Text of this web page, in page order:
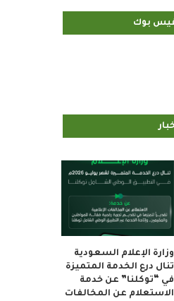
بوك
وزارة الإعلام السعودية
تنال درع الخدمة المتميزة
في “توكلنا” عن خدمة
الاستعلام عن المخالفات